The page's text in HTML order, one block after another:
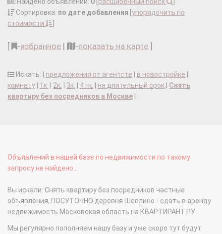
Найдено объявлений: 0 расширенный поиск
Сортировка: по дате добавления упорядочить по
стоимости
-избранное | -показать на карте
Искать: | предложения от агентств в новостройке
комнату
1к. 2к. 3к. 4+к. на длительный срок
Снять
квартиру без посредников в Москве
Объявлений в нашей базе по недвижимости по такому
запросу не найдено...
Вы искали: Снять квартиру без посредников частные
объявления, ПОСУТОЧНО деревня Шевлино - сдать в аренду
недвижимость Московская область на КВАРТИРАНТ.РУ
Мы регулярно пополняем нашу базу и уже скоро тут будут